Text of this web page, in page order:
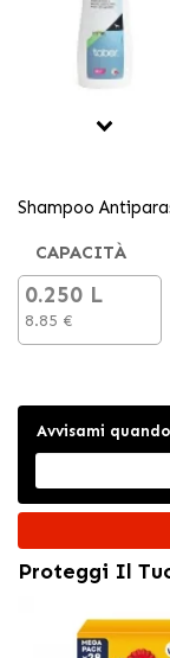
Shampoo
CAPACITÀ
0.250 L
8.85 €
Avvisami
Proteggi Il